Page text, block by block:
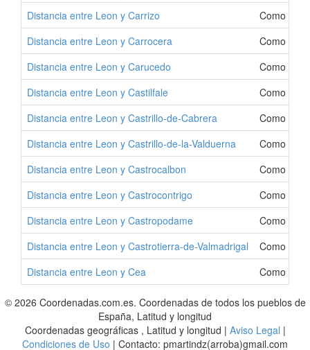
Distancia entre Leon y Carrizo
Como Ir a
Distancia entre Leon y Carrocera
Como Ir a
Distancia entre Leon y Carucedo
Como Ir a
Distancia entre Leon y Castilfale
Como Ir a
Distancia entre Leon y Castrillo-de-Cabrera
Como Ir a
Distancia entre Leon y Castrillo-de-la-Valduerna
Como Ir a
Distancia entre Leon y Castrocalbon
Como Ir a
Distancia entre Leon y Castrocontrigo
Como Ir a
Distancia entre Leon y Castropodame
Como Ir a
Distancia entre Leon y Castrotierra-de-Valmadrigal
Como Ir a
Distancia entre Leon y Cea
Como Ir a
© 2026 Coordenadas.com.es. Coordenadas de todos los pueblos de
España, Latitud y longitud
Coordenadas geográficas , Latitud y longitud | Aviso Legal |
Condiciones de Uso | Contacto: pmartindz(arroba)gmail.com